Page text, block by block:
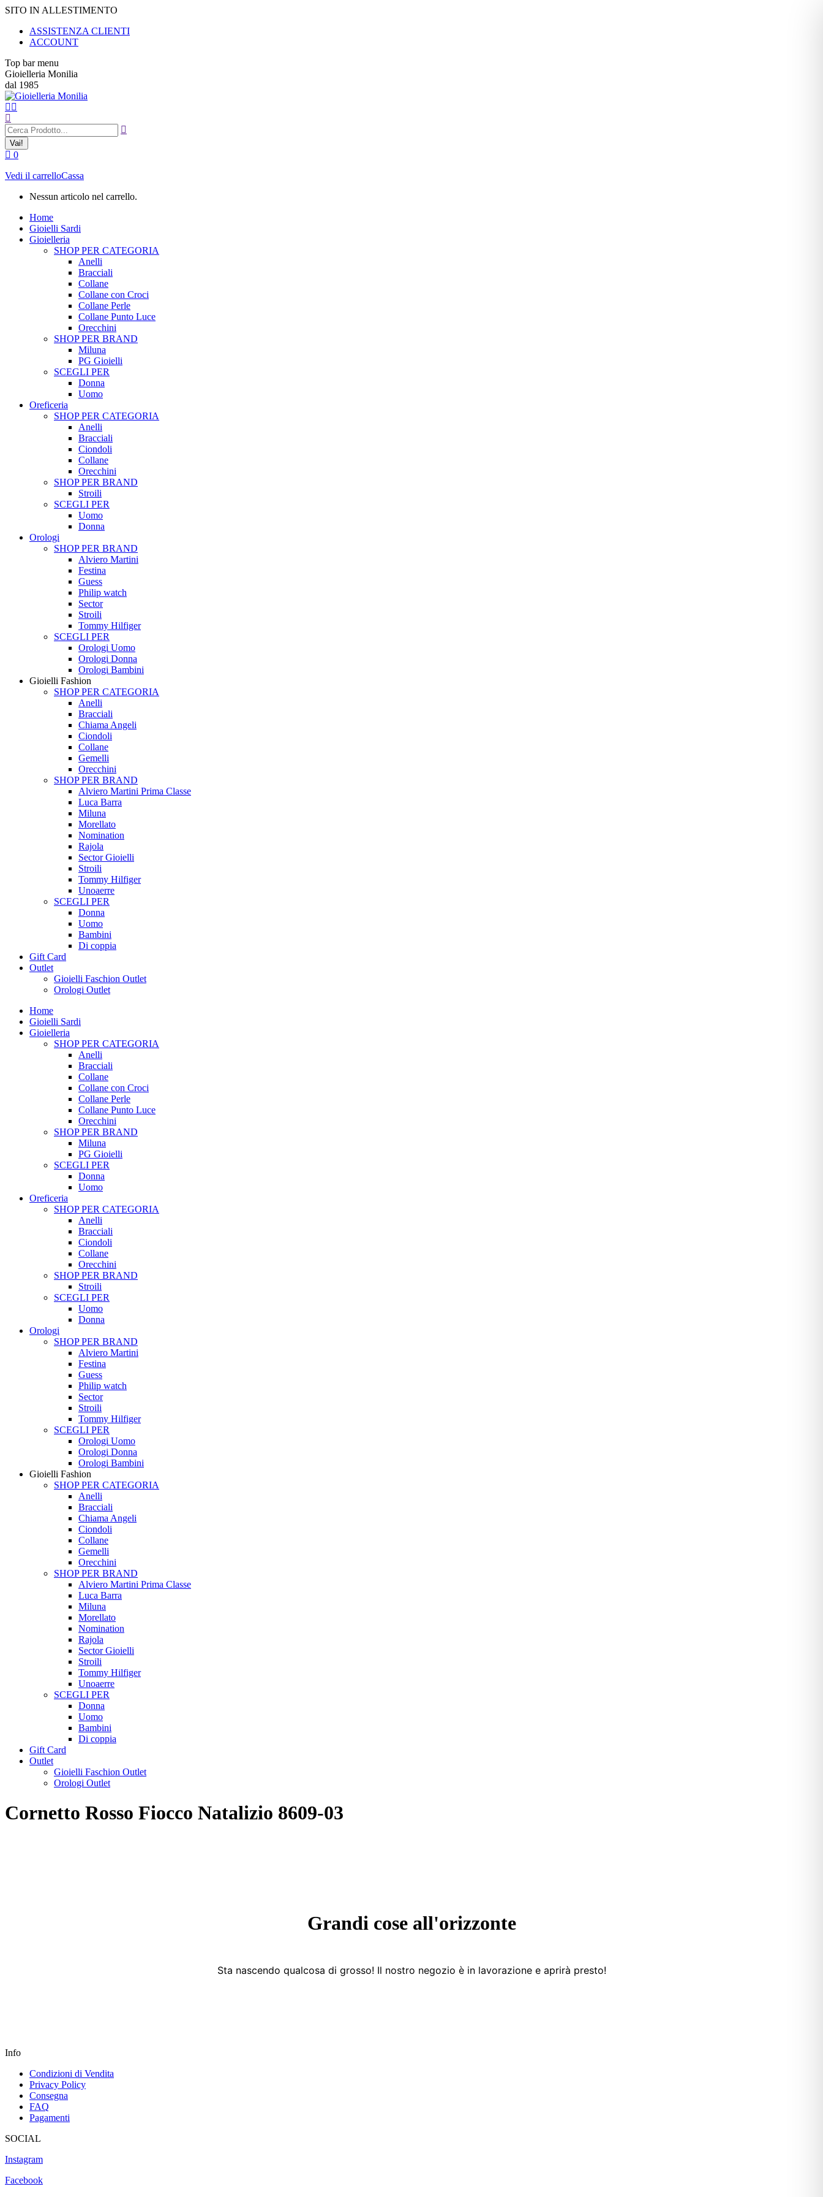
Vai
contenuti
SITO IN ALLESTIMENTO
ASSISTENZA CLIENTI
ACCOUNT
Top bar menu
Gioielleria Monilia
dal 1985
Cerca:
0
Vedi il carrelloCassa
Nessun articolo nel carrello.
Home
Gioielli Sardi
Gioielleria
SHOP PER CATEGORIA
Anelli
Bracciali
Collane
Collane con Croci
Collane Perle
Collane Punto Luce
Orecchini
SHOP PER BRAND
Miluna
PG Gioielli
SCEGLI PER
Donna
Uomo
Oreficeria
SHOP PER CATEGORIA
Anelli
Bracciali
Ciondoli
Collane
Orecchini
SHOP PER BRAND
Stroili
SCEGLI PER
Uomo
Donna
Orologi
SHOP PER BRAND
Alviero Martini
Festina
Guess
Philip watch
Sector
Stroili
Tommy Hilfiger
SCEGLI PER
Orologi Uomo
Orologi Donna
Orologi Bambini
Gioielli Fashion
SHOP PER CATEGORIA
Anelli
Bracciali
Chiama Angeli
Ciondoli
Collane
Gemelli
Orecchini
SHOP PER BRAND
Alviero Martini Prima Classe
Luca Barra
Miluna
Morellato
Nomination
Rajola
Sector Gioielli
Stroili
Tommy Hilfiger
Unoaerre
SCEGLI PER
Donna
Uomo
Bambini
Di coppia
Gift Card
Outlet
Gioielli Faschion Outlet
Orologi Outlet
Home
Gioielli Sardi
Gioielleria
SHOP PER CATEGORIA
Anelli
Bracciali
Collane
Collane con Croci
Collane Perle
Collane Punto Luce
Orecchini
SHOP PER BRAND
Miluna
PG Gioielli
SCEGLI PER
Donna
Uomo
Oreficeria
SHOP PER CATEGORIA
Anelli
Bracciali
Ciondoli
Collane
Orecchini
SHOP PER BRAND
Stroili
SCEGLI PER
Uomo
Donna
Orologi
SHOP PER BRAND
Alviero Martini
Festina
Guess
Philip watch
Sector
Stroili
Tommy Hilfiger
SCEGLI PER
Orologi Uomo
Orologi Donna
Orologi Bambini
Gioielli Fashion
SHOP PER CATEGORIA
Anelli
Bracciali
Chiama Angeli
Ciondoli
Collane
Gemelli
Orecchini
SHOP PER BRAND
Alviero Martini Prima Classe
Luca Barra
Miluna
Morellato
Nomination
Rajola
Sector Gioielli
Stroili
Tommy Hilfiger
Unoaerre
SCEGLI PER
Donna
Uomo
Bambini
Di coppia
Gift Card
Outlet
Gioielli Faschion Outlet
Orologi Outlet
Cornetto Rosso Fiocco Natalizio 8609-03
Grandi cose all'orizzonte
Sta nascendo qualcosa di grosso! Il nostro negozio è in lavorazione e aprirà presto!
Info
Condizioni di Vendita
Privacy Policy
Consegna
FAQ
Pagamenti
SOCIAL
Instagram
Facebook